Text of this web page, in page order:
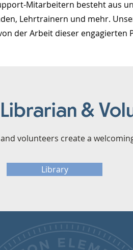
Mitarbeitern besteht aus
Lehrtrainern und mehr.
der Arbeit dieser engagierten
&
volunteers create a
Library